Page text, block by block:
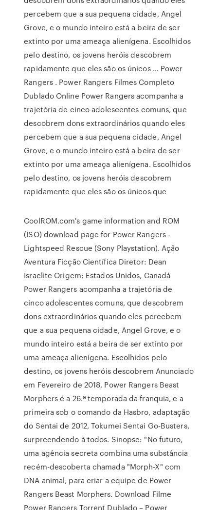
percebem que a sua pequena cidade, Angel
Grove, e o mundo inteiro está a beira de ser
extinto por uma ameaça alienígena. Escolhidos
pelo destino, os jovens heróis descobrem
rapidamente que eles são os únicos … Power
Rangers . Power Rangers Filmes Completo
Dublado Online Power Rangers acompanha a
trajetória de cinco adolescentes comuns, que
descobrem dons extraordinários quando eles
percebem que a sua pequena cidade, Angel
Grove, e o mundo inteiro está a beira de ser
extinto por uma ameaça alienígena. Escolhidos
pelo destino, os jovens heróis descobrem
rapidamente que eles são os únicos que
CoolROM.com's game information and ROM
(ISO) download page for Power Rangers -
Lightspeed Rescue (Sony Playstation). Ação
Aventura Ficção Científica Diretor: Dean
Israelite Origem: Estados Unidos, Canadá
Power Rangers acompanha a trajetória de
cinco adolescentes comuns, que descobrem
dons extraordinários quando eles percebem
que a sua pequena cidade, Angel Grove, e o
mundo inteiro está a beira de ser extinto por
uma ameaça alienígena. Escolhidos pelo
destino, os jovens heróis descobrem Anunciado
em Fevereiro de 2018, Power Rangers Beast
Morphers é a 26.ª temporada da franquia, e a
primeira sob o comando da Hasbro, adaptação
do Sentai de 2012, Tokumei Sentai Go-Busters,
surpreendendo à todos. Sinopse: "No futuro,
uma agência secreta combina uma substância
recém-descoberta chamada "Morph-X" com
DNA animal, para criar a equipe de Power
Rangers Beast Morphers. Download Filme
Power Rangers Torrent Dublado – Power